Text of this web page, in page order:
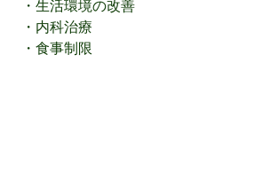
・生活環境の改善
・内科治療
・食事制限